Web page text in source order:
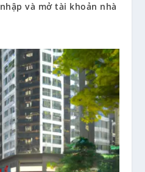
và mở tài khoản nhà